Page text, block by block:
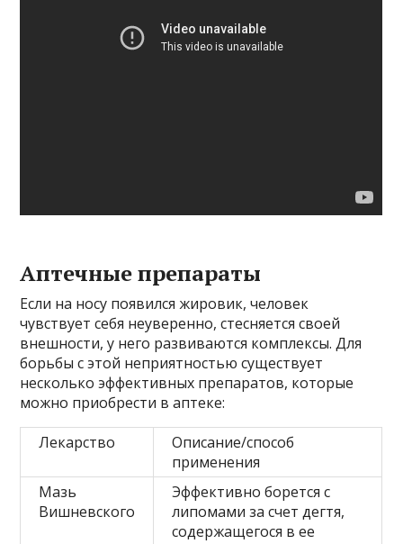
Аптечные препараты
Если на носу появился жировик, человек
чувствует себя неуверенно, стесняется своей
внешности, у него развиваются комплексы. Для
борьбы с этой неприятностью существует
несколько эффективных препаратов, которые
можно приобрести в аптеке:
Лекарство
Описание/способ
применения
Мазь
Вишневского
Эффективно борется с
липомами за счет дегтя,
содержащегося в ее